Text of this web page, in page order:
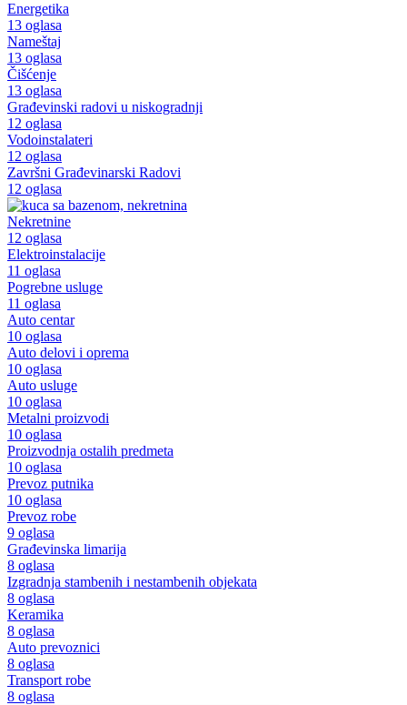
Energetika
13 oglasa
Nameštaj
13 oglasa
Čišćenje
13 oglasa
Građevinski radovi u niskogradnji
12 oglasa
Vodoinstalateri
12 oglasa
Završni Građevinarski Radovi
12 oglasa
Nekretnine
12 oglasa
Elektroinstalacije
11 oglasa
Pogrebne usluge
11 oglasa
Auto centar
10 oglasa
Auto delovi i oprema
10 oglasa
Auto usluge
10 oglasa
Metalni proizvodi
10 oglasa
Proizvodnja ostalih predmeta
10 oglasa
Prevoz putnika
10 oglasa
Prevoz robe
9 oglasa
Građevinska limarija
8 oglasa
Izgradnja stambenih i nestambenih objekata
8 oglasa
Keramika
8 oglasa
Auto prevoznici
8 oglasa
Transport robe
8 oglasa